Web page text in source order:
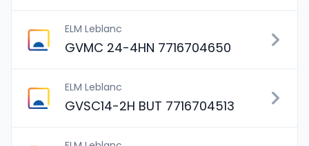
ELM Leblanc
GVMC 24-4HN 7716704650
ELM Leblanc
GVSC14-2H BUT 7716704513